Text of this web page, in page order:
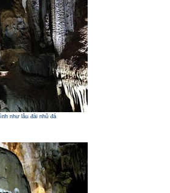
như lâu đài nhũ đá